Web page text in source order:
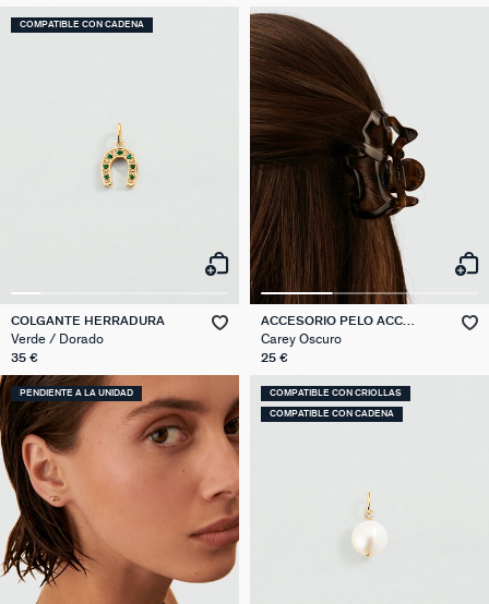
COMPATIBLE CON CADENA
COLGANTE HERRADURA
Verde / Dorado
35 €
ACCESORIO PELO ACC
CHEVEUX
Carey Oscuro
25 €
PENDIENTE A LA UNIDAD COMPATIBLE CON CRIOLLAS
COMPATIBLE CON CADENA